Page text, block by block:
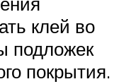
клей во
подложек
покрытия.